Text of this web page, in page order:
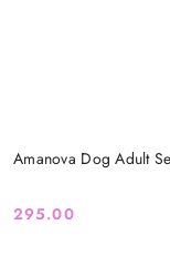
Amanova Dog Adult
Cena:
295.00